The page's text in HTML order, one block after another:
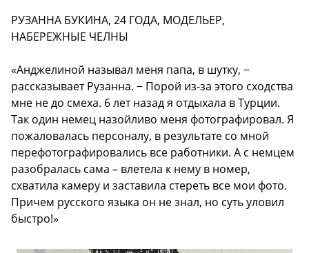
РУЗАННА БУКИНА, 24 ГОДА, МОДЕЛЬЕР,
НАБЕРЕЖНЫЕ ЧЕЛНЫ
«Анджелиной называл меня папа, в шутку, −
рассказывает Рузанна. − Порой из-за этого сходства
мне не до смеха. 6 лет назад я отдыхала в Турции.
Так один немец назойливо меня фотографировал. Я
пожаловалась персоналу, в результате со мной
перефотографировались все работники. А с немцем
разобралась сама – влетела к нему в номер,
схватила камеру и заставила стереть все мои фото.
Причем русского языка он не знал, но суть уловил
быстро!»